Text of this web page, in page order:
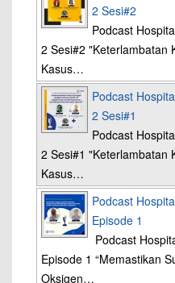
2 Sesi#2
Podcast
2 Sesi#2 "Keterlambatan
Kasus…
Podcast
2 Sesi#1
Podcast
2 Sesi#1 "Keterlambatan
Kasus…
Podcast
Episode 1
Podcast
Episode 1 “Memastikan
Oksigen…